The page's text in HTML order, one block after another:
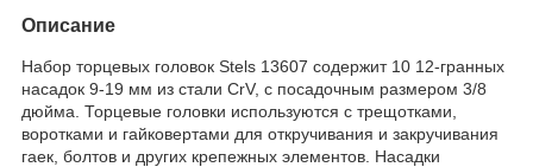
Описание
Набор торцевых головок Stels 13607 содержит 10 12-гранных
насадок 9-19 мм из стали CrV, с посадочным размером 3/8
дюйма. Торцевые головки используются с трещотками,
воротками и гайковертами для откручивания и закручивания
гаек, болтов и других крепежных элементов. Насадки